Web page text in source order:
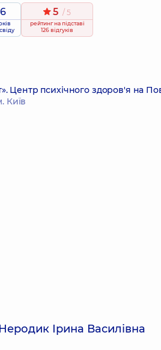
6 5 / 5
рейтингна підставі
126 відгуків
Центр психічного здоров'я на
Київ
Ірина Василівна